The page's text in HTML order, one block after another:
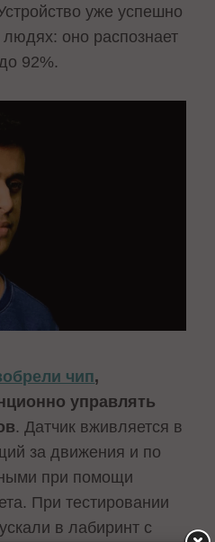
уже успешно
оно распознает
92%.
чип,
управлять
. Датчик вживляется в
за движения и по
при помощи
При тестировании
в лабиринт с